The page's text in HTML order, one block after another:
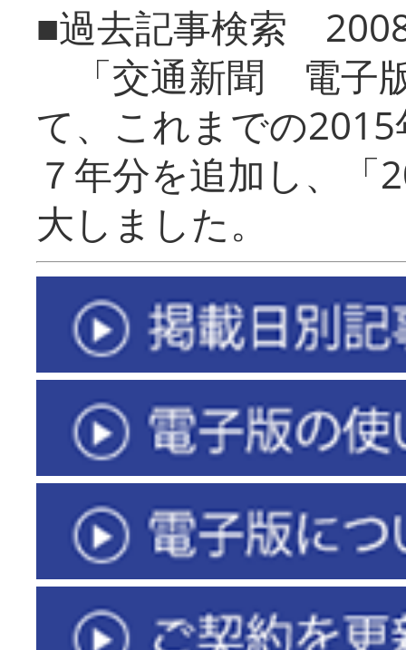
■過去記事検索
「交通新聞 電子
て、これまでの
７年分を追加し、「
大しまし